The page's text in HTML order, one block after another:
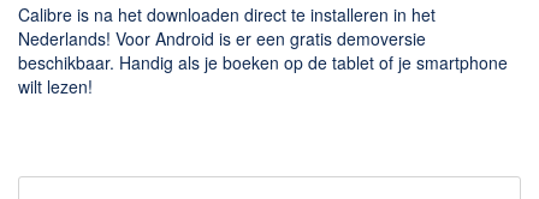
Calibre is na het downloaden direct te installeren in het
Nederlands! Voor Android is er een gratis demoversie
beschikbaar. Handig als je boeken op de tablet of je smartphone
wilt lezen!